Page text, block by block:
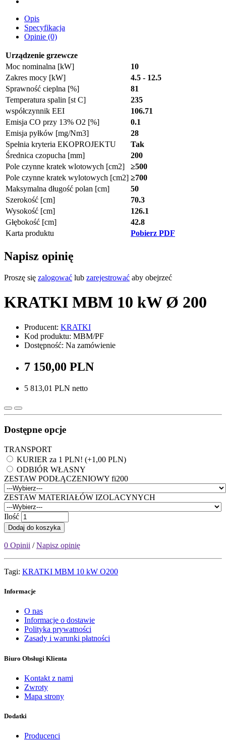
Opis
Specyfikacja
Opinie (0)
Urządzenie grzewcze
Moc nominalna [kW]
10
Zakres mocy [kW]
4.5 - 12.5
Sprawność cieplna [%]
81
Temperatura spalin [st C]
235
współczynnik EEI
106.71
Emisja CO przy 13% O2 [%]
0.1
Emisja pyłków [mg/Nm3]
28
Spełnia kryteria EKOPROJEKTU
Tak
Średnica czopucha [mm]
200
Pole czynne kratek wlotowych [cm2]
≥500
Pole czynne kratek wylotowych [cm2] ≥700
Maksymalna długość polan [cm]
50
Szerokość [cm]
70.3
Wysokość [cm]
126.1
Głębokość [cm]
42.8
Karta produktu
Pobierz PDF
Napisz opinię
Proszę się zalogować lub zarejestrować aby obejrzeć
KRATKI MBM 10 kW Ø 200
Producent: KRATKI
Kod produktu: MBM/PF
Dostępność: Na zamówienie
7 150,00 PLN
5 813,01 PLN netto
Dostępne opcje
TRANSPORT
KURIER za 1 PLN! (+1,00 PLN)
ODBIÓR WŁASNY
ZESTAW PODŁĄCZENIOWY fi200
ZESTAW MATERIAŁÓW IZOLACYNYCH
Ilość
Dodaj do koszyka
0 Opinii /Napisz opinię
Tagi: KRATKI MBM 10 kW O200
Informacje
O nas
Informacje o dostawie
Polityka prywatności
Zasady i warunki płatności
Biuro Obsługi Klienta
Kontakt z nami
Zwroty
Mapa strony
Dodatki
Producenci